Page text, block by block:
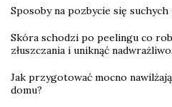
Sposoby na pozbycie się
Skóra schodzi po peelingu co
złuszczania i uniknąć
Jak przygotować mocno
domu?